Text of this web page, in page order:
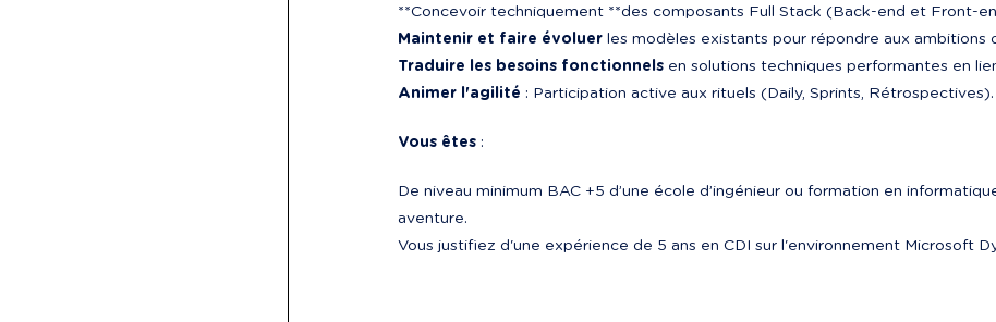
Maintenir et faire évoluer
Traduire les besoins fonctionnels
Animer l'agilité : Participation active aux rituels (Daily, Sprints, Rétrospectives).
Vous êtes :
De niveau minimum BAC +5 d’une école d’ingénieur ou formation en
aventure.
Vous justifiez d'une expérience de 5 ans en CDI sur l'environnement Microsoft